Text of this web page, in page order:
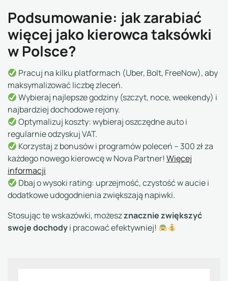
Podsumowanie: jak zarabiać
więcej jako kierowca taksówki
w Polsce?
Pracuj na kilku platformach (Uber, Bolt, FreeNow), aby
maksymalizować liczbę zleceń.
Wybieraj najlepsze godziny (szczyt, noce, weekendy) i
najbardziej dochodowe rejony.
Optymalizuj koszty: wybieraj oszczędne auto i
regularnie odzyskuj VAT.
Korzystaj z bonusów i programów poleceń – 300 zł za
każdego nowego kierowcę w Nova Partner! Więcej
informacji
Dbaj o wysoki rating: uprzejmość, czystość w aucie i
dodatkowe udogodnienia zwiększają napiwki.
Stosując te wskazówki, możeszznacznie zwiększyć
swoje dochodyi pracować efektywniej!